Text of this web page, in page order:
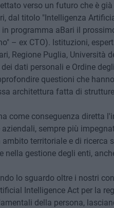
verso un futuro che è
dal titolo "Intelligenza
programma aBari il
– ex CTO). Istituzioni,
Regione Puglia, Università
dati personali e Ordine
questioni che
architettura fatta di
come conseguenza diretta
sempre più
territoriale e di ricerca
nella gestione degli enti,
lo sguardo oltre i nostri
Intelligence Act per la
della persona,